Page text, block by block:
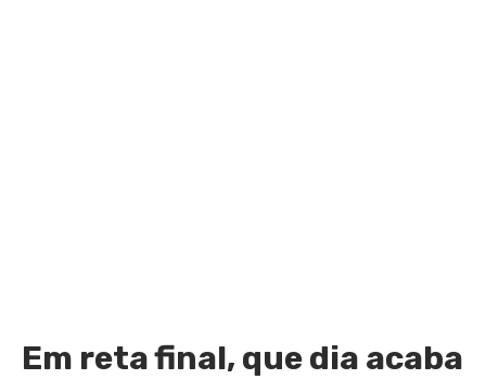
Em reta final, que dia acaba